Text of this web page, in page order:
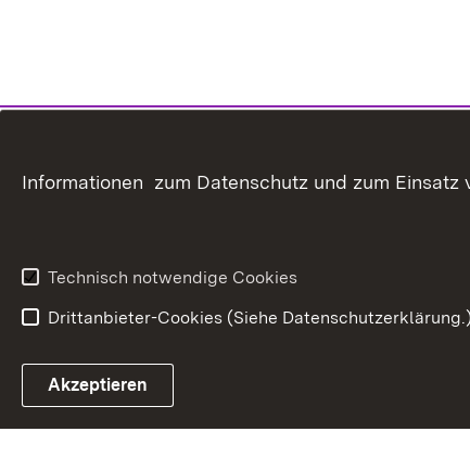
Informationen zum Datenschutz und zum
Technisch notwendige Cookies
Drittanbieter-Cookies (Siehe Datenschutzerklärung.)
Akzeptieren